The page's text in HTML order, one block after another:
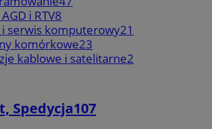
i RTV8
i serwis komputerowy21
komórkowe23
kablowe i satelitarne2
Spedycja107